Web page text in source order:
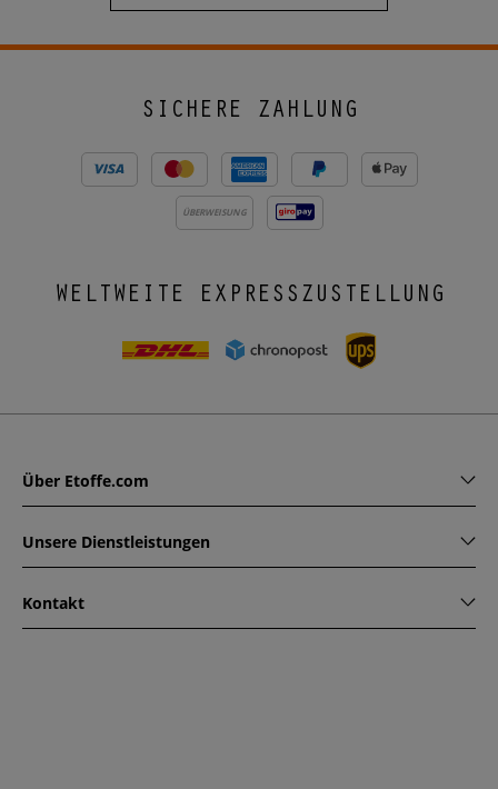
SICHERE ZAHLUNG
ÜBERWEISUNG
WELTWEITE EXPRESSZUSTELLUNG
Über Etoffe.com
Unsere Dienstleistungen
Kontakt